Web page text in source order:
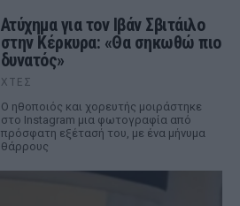
Ατύχημα για τον Ιβάν Σβιτάιλο
στην Κέρκυρα: «Θα σηκωθώ πιο
δυνατός»
ΧΤΕΣ
Ο ηθοποιός και χορευτής μοιράστηκε
στο Instagram μια φωτογραφία από
πρόσφατη εξέτασή του, με ένα μήνυμα
θάρρους